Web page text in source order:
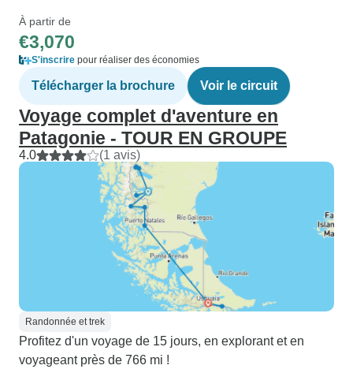
À partir de
€3,070
S'inscrire pour réaliser des économies
Télécharger la brochure Voir le circuit
Voyage complet d'aventure en
Patagonie - TOUR EN GROUPE
4.0 (1 avis)
Randonnée et trek
Profitez d'un voyage de 15 jours, en explorant et en
voyageant près de 766 mi !